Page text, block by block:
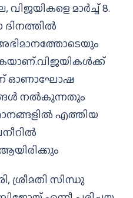
മാർച്ച്‌ 8.
ഓണാഘോഷ
നൽകുന്നതും
എത്തിയ
ശ്രീമതി സിന്ധു